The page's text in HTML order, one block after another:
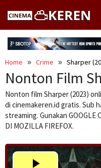
Home Crime Sharper
Nonton Film
Nonton film Sharper (2023)
di cinemakeren.id gratis. Sub
streaming. Gunakan GOOGLE
DI MOZILLA FIREFOX.